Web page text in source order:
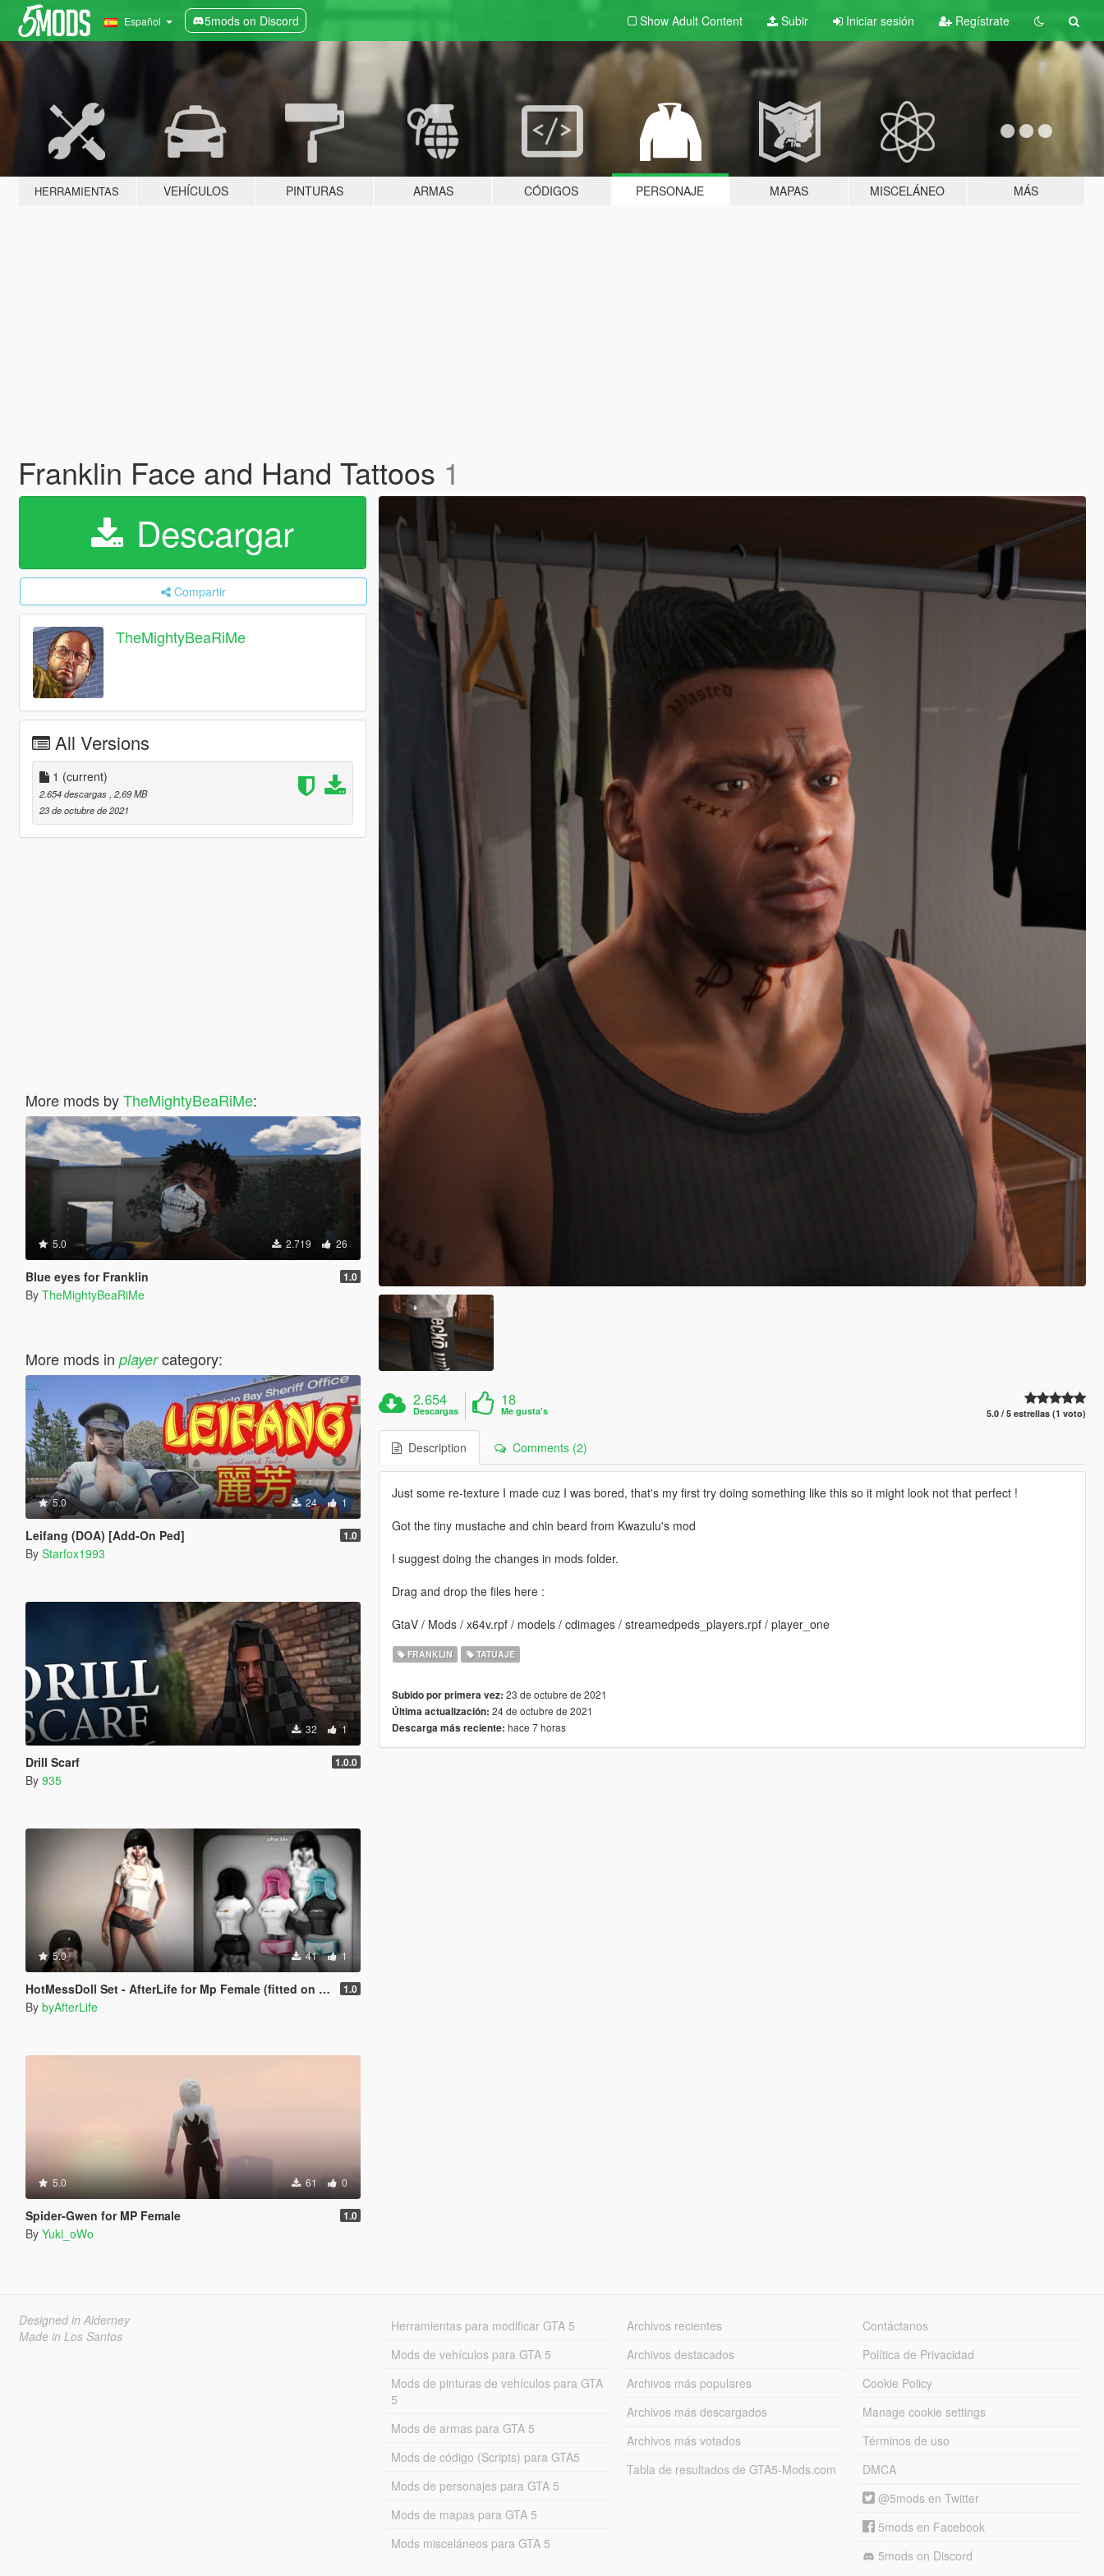
Español 5mods on Discord Show Adult Content Subir Iniciar sesión Regístrate
HERRAMIENTAS VEHÍCULOS PINTURAS ARMAS CÓDIGOS PERSONAJE MAPAS MISCELÁNEO MÁS
Franklin Face and Hand Tattoos 1
Descargar
Compartir
TheMightyBeaRiMe
All Versions
1 (current)
2.654 descargas , 2,69 MB
23 de octubre de 2021
More mods byTheMightyBeaRiMe:
5.0 2.719 26
Blue eyes for Franklin 1.0
By TheMightyBeaRiMe
More mods in playercategory:
5.0 24 1
Leifang (DOA) [Add-On Ped] 1.0
By Starfox1993
32 1
Drill Scarf 1.0.0
By 935
5.0 41 1
HotMessDoll Set - AfterLife for Mp Female (fitted on Slut Body) 1.0
By byAfterLife
5.0 61 0
Spider-Gwen for MP Female 1.0
By Yuki_oWo
2.654
Descargas
18
Me gusta's 5.0 / 5 estrellas (1 voto)
Description Comments (2)
Just some re-texture I made cuz I was bored, that's my first try doing something like this so it might look not that perfect !
Got the tiny mustache and chin beard from Kwazulu's mod
I suggest doing the changes in mods folder.
Drag and drop the files here :
GtaV / Mods / x64v.rpf / models / cdimages / streamedpeds_players.rpf / player_one
FRANKLIN TATUAJE
Subido por primera vez: 23 de octubre de 2021
Última actualización: 24 de octubre de 2021
Descarga más reciente: hace 7 horas
Designed in Alderney
Made in Los Santos
Herramientas para modificar GTA 5
Mods de vehículos para GTA 5
Mods de pinturas de vehículos para GTA
5
Mods de armas para GTA 5
Mods de código (Scripts) para GTA5
Mods de personajes para GTA 5
Mods de mapas para GTA 5
Mods misceláneos para GTA 5
Archivos recientes
Archivos destacados
Archivos más populares
Archivos más descargados
Archivos más votados
Tabla de resultados de GTA5-Mods.com
Contáctanos
Política de Privacidad
Cookie Policy
Manage cookie settings
Términos de uso
DMCA
@5mods en Twitter
5mods en Facebook
5mods on Discord